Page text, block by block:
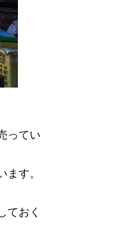
ってい
す。
ておく